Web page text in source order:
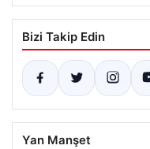
Bizi Takip Edin
Yan Manşet